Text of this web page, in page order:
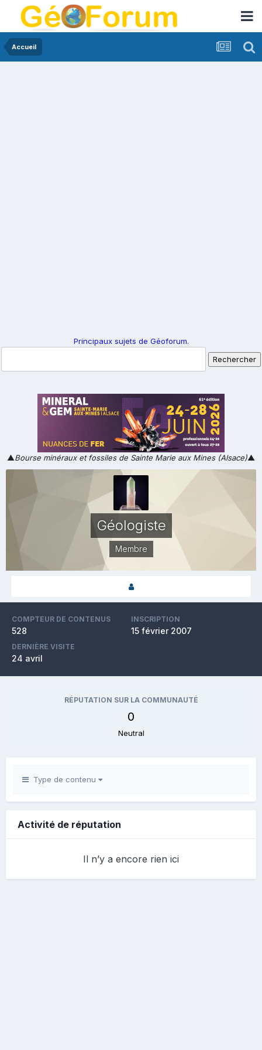
Accueil
Principaux sujets de Géoforum.
▲Bourse minéraux et fossiles de Sainte Marie aux Mines (Alsace)▲
Géologiste
Membre
COMPTEUR DE CONTENUS
528
INSCRIPTION
15 février 2007
DERNIÈRE VISITE
24 avril
RÉPUTATION SUR LA COMMUNAUTÉ
0
Neutral
Type de contenu
Activité de réputation
Il n’y a encore rien ici